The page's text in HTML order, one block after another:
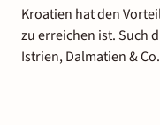
Kroatien hat den
zu erreichen ist. Such
Istrien, Dalmatien &